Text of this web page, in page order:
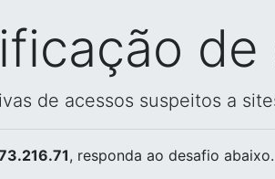
de
de acessos suspeitos a
, responda ao desafio abaixo.